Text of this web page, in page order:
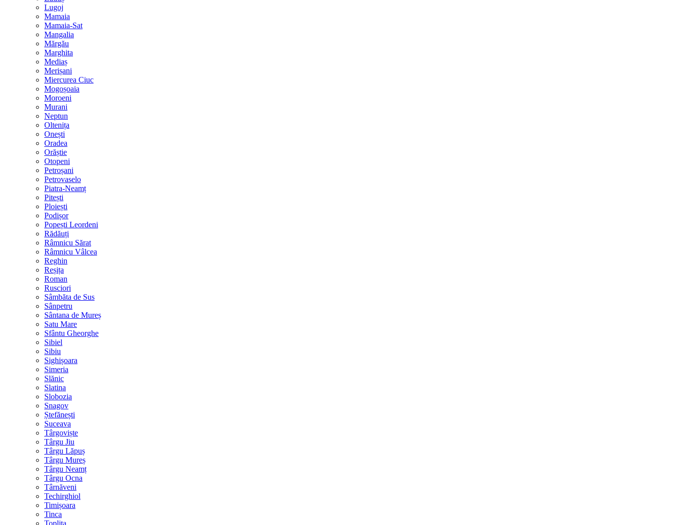
Lugoj
Mamaia
Mamaia-Sat
Mangalia
Mărgău
Marghita
Mediaș
Merișani
Miercurea Ciuc
Mogoșoaia
Moroeni
Murani
Neptun
Oltenița
Onești
Oradea
Orăștie
Otopeni
Petroșani
Petrovaselo
Piatra-Neamț
Pitești
Ploiești
Podișor
Popești Leordeni
Rădăuți
Râmnicu Sărat
Râmnicu Vâlcea
Reghin
Reșița
Roman
Rusciori
Sâmbăta de Sus
Sânpetru
Sântana de Mureș
Satu Mare
Sfântu Gheorghe
Sibiel
Sibiu
Sighișoara
Simeria
Slănic
Slatina
Slobozia
Snagov
Ștefănești
Suceava
Târgoviște
Târgu Jiu
Târgu Lăpuș
Târgu Mureș
Târgu Neamț
Târgu Ocna
Târnăveni
Techirghiol
Timișoara
Tinca
Toplița